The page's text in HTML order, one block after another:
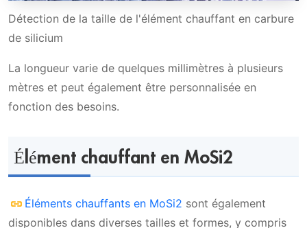
Détection de la taille de l'élément chauffant en carbure
de silicium
La longueur varie de quelques millimètres à plusieurs
mètres et peut également être personnalisée en
fonction des besoins.
Élément chauffant en MoSi2
Éléments chauffants en MoSi2 sont également
disponibles dans diverses tailles et formes, y compris